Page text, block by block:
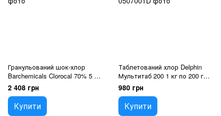
Гранульований шок-хлор
Barchemicals Clorocal 70% 5 кг
для швидкої дезінфекції води
в басейні
2 408 грн
Купити
Таблетований хлор Delphin
Мультитаб 200 1 кг по 200 г
для тривалої дезінфекції води
в басейні
980 грн
Купити